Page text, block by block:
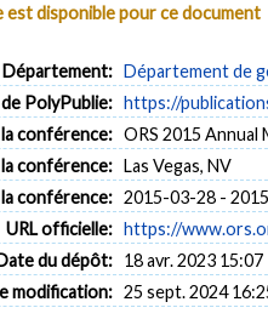
est disponible pour ce document
Département: Département de
de PolyPublie: https://
conférence: ORS 2015 Annual
conférence: Las Vegas, NV
conférence: 2015-03-28 -
URL officielle: https://
du dépôt: 18 avr. 2023 15:07
modification: 25 sept. 2024